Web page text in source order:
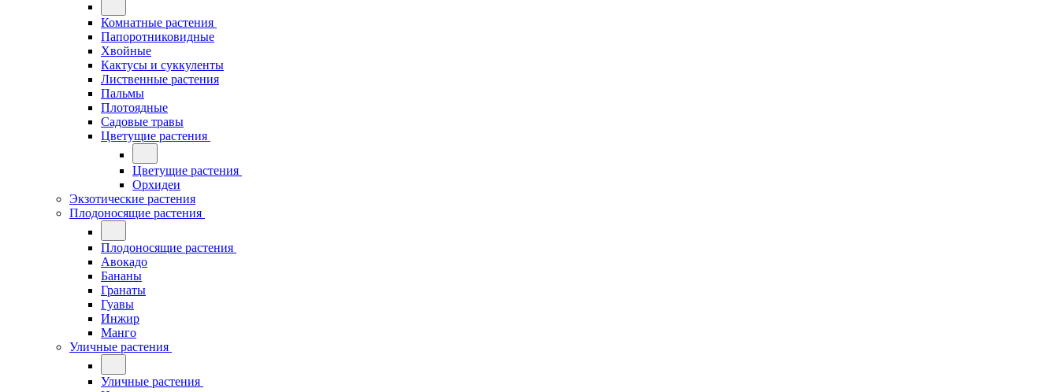
Комнатные растения
Папоротниковидные
Хвойные
Кактусы и суккуленты
Лиственные растения
Пальмы
Плотоядные
Садовые травы
Цветущие растения
Цветущие растения
Орхидеи
Экзотические растения
Плодоносящие растения
Плодоносящие растения
Авокадо
Бананы
Гранаты
Гуавы
Инжир
Манго
Уличные растения
Уличные растения